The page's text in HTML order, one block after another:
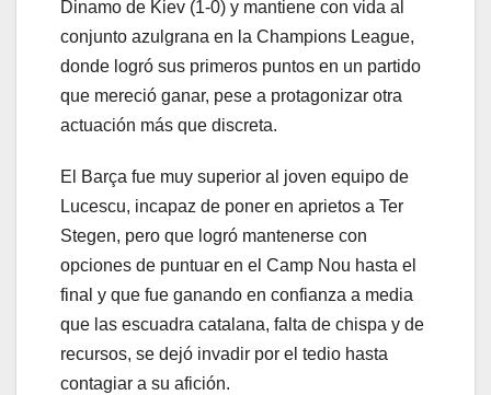
Dinamo de Kiev (1-0) y mantiene con vida al
conjunto azulgrana en la Champions League,
donde logró sus primeros puntos en un partido
que mereció ganar, pese a protagonizar otra
actuación más que discreta.
El Barça fue muy superior al joven equipo de
Lucescu, incapaz de poner en aprietos a Ter
Stegen, pero que logró mantenerse con
opciones de puntuar en el Camp Nou hasta el
final y que fue ganando en confianza a media
que las escuadra catalana, falta de chispa y de
recursos, se dejó invadir por el tedio hasta
contagiar a su afición.